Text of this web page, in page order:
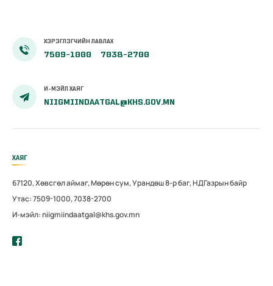
ХЭРЭГЛЭГЧИЙН ЛАВЛАХ
7509-1000 7038-2700
И-МЭЙЛ ХАЯГ
NIIGMIINDAATGAL@KHS.GOV.MN
ХАЯГ
67120, Хөвсгөл аймаг, Мөрөн сум, Урандөш 8-р баг, НДГазрын байр
Утас: 7509-1000, 7038-2700
И-мэйл: niigmiindaatgal@khs.gov.mn